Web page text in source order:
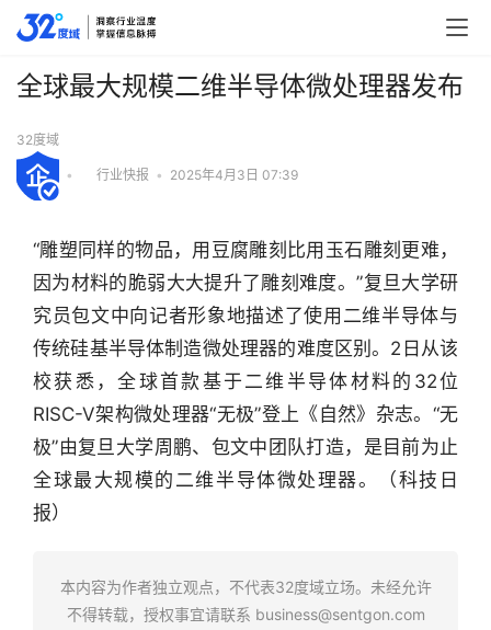
行
业
快
全球最大规模二维半导体微处理器发布
32度域
• 行业快报 • 2025年4月3日 07:39
“雕塑同样的物品，用豆腐雕刻比用玉石雕刻更难，
因为材料的脆弱大大提升了雕刻难度。”复旦大学研
究员包文中向记者形象地描述了使用二维半导体与
传统硅基半导体制造微处理器的难度区别。2日从该
校获悉，全球首款基于二维半导体材料的32位
RISC-V架构微处理器“无极”登上《自然》杂志。“无
极”由复旦大学周鹏、包文中团队打造，是目前为止
全球最大规模的二维半导体微处理器。（科技日
报）
本内容为作者独立观点，不代表32度域立场。未经允许
不得转载，授权事宜请联系 business@sentgon.com